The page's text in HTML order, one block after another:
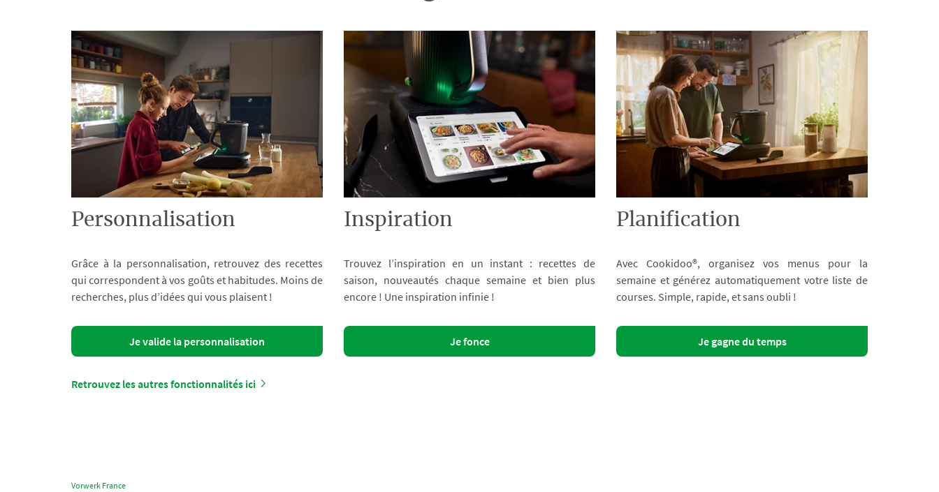
Personnalisation
Grâce à la personnalisation, retrouvez des recettes
qui correspondent à vos goûts et habitudes. Moins de
recherches, plus d’idées qui vous plaisent !
Je valide la personnalisation
Inspiration
Trouvez l’inspiration en un instant : recettes de
saison, nouveautés chaque semaine et bien plus
encore ! Une inspiration infinie !
Je fonce
Planification
Avec Cookidoo®, organisez vos menus pour la
semaine et générez automatiquement votre liste de
courses. Simple, rapide, et sans oubli !
Je gagne du temps
Retrouvez les autres fonctionnalités ici
Vorwerk France